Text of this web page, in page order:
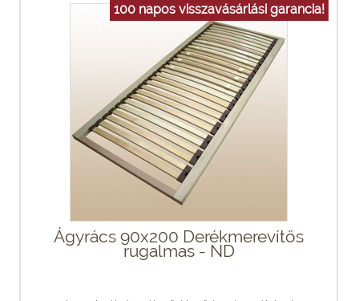
100 napos visszavásárlási garancia!
Ágyrács 90x200 Derékmerevítős
rugalmas - ND